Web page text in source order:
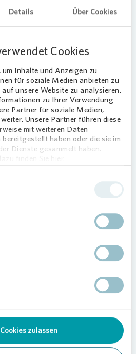
Details Über Cookies
Cookies
Inhalte und Anzeigen zu
für soziale Medien anbieten zu
unsere Website zu analysieren.
zu Ihrer Verwendung
Partner für soziale Medien,
Unsere Partner führen diese
mit weiteren Daten
bereitgestellt haben oder die sie im
Dienste gesammelt haben.
zulassen
CO2-neutral arbeitet und
A+ eingruppiert ist.
haben wir auch die
berücksichtigt“,
als
vonVonoviazuständig für
in Dortmund.
ein von außen zugänglicher
in dem Fahrräder sicher
Kreuzviertel wird nur ein Teil
ganzheitliches
der
Neubauvorhaben, die
mit einzubeziehen und auch